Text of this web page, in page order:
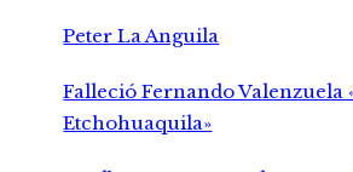
Peter La Anguila
Falleció Fernando Valenzuela
Etchohuaquila»